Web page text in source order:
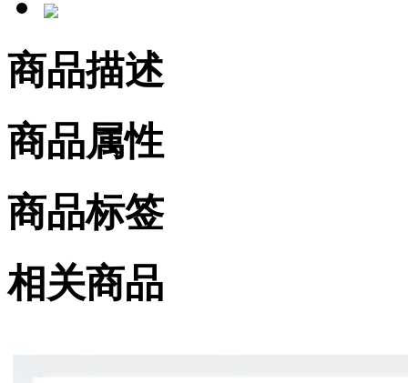
商品描述
商品属性
商品标签
相关商品